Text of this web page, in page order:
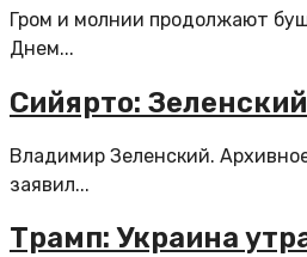
Гром и молнии продолжают
Днем...
Сийярто:
Владимир Зеленский.
заявил...
Трамп: Украина